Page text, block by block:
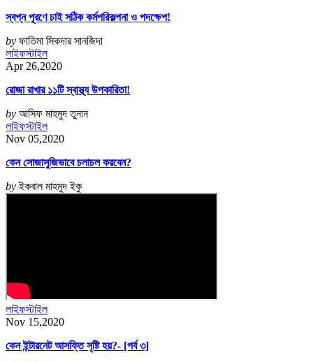
স্বপ্ন পূরণে চাই সঠিক কর্মপরিকল্পনা ও পদক্ষেপ!
by ফাতিমা সিকদার সানজিদা
লাইফস্টাইল
Apr 26,2020
রোজা রাখার ১১টি স্বাস্থ্য উপকারিতা!
by আসিফ মাহমুদ তুনান
লাইফস্টাইল
Nov 05,2020
কেন সোজাসুজিভাবে চলাচল করবেন?
byইকবাল মাহমুদ ইকু
লাইফস্টাইল
Nov 15,2020
কেন ইন্টারনেট আসক্তি সৃষ্টি হয়?- [পর্ব ৩]